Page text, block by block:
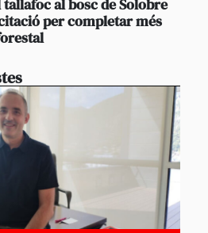
tallafoc al bosc de Solobre
per completar més